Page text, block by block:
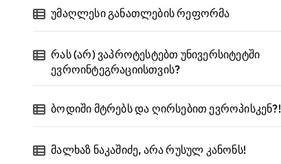
უმაღლესი განათლების რეფორმა
რას (არ) ვაპროტესტებთ უნივერსიტეტში
ევროინტეგრაციისთვის?
ბოდიში მტრებს და ღირსებით ევროპისკენ?!
მალხაზ ნაკაშიძე, არა რუსულ კანონს!